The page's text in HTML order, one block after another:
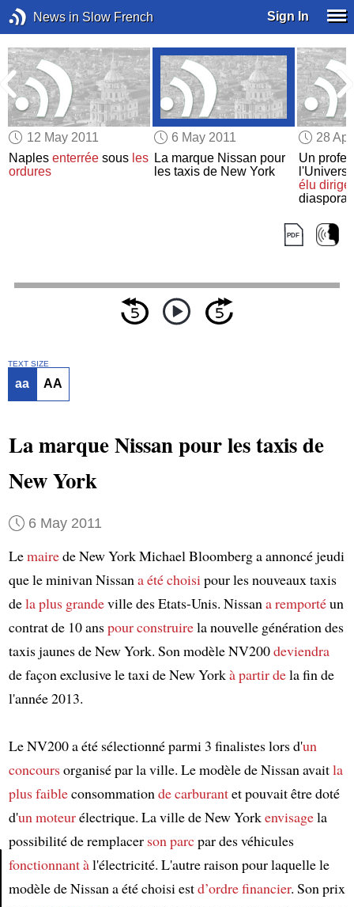
News in Slow French Sign In
12 May 2011
Naplesenterrée sous les
ordures
6 May 2011
La marque Nissan pour
les taxis de New York
28
Un
élu
diaspora
Article
TEXT SIZE
aa AA
La marque Nissan pour les taxis de
New York
6 May 2011
Lemairede New York Michael Bloomberg a annoncé jeudi
que le minivan Nissana été choisipour les nouveaux taxis
dela plus grandeville des Etats-Unis. Nissana remportéun
contrat de 10 anspour construirela nouvelle génération des
taxis jaunes de New York. Son modèle NV200deviendra
de façon exclusive le taxi de New Yorkà partir dela fin de
l'année 2013.
Le NV200 a été sélectionné parmi 3 finalistes lors d'un
concoursorganisé par la ville. Le modèle de Nissan avaitla
plus faibleconsommationde carburantet pouvait être doté
d'un moteurélectrique. La ville de New Yorkenvisagela
possibilité de remplacer son parcpar des véhicules
fonctionnant àl'électricité. L'autre raison pour laquelle le
modèle de Nissan a été choisi estd’ordre financier. Son prix